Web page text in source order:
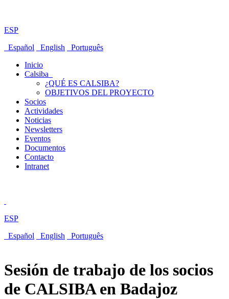
ESP
Español
English
Português
Inicio
Calsiba
¿QUÉ ES CALSIBA?
OBJETIVOS DEL PROYECTO
Socios
Actividades
Noticias
Newsletters
Eventos
Documentos
Contacto
Intranet
ESP
Español
English Português
Sesión de trabajo de los socios
de CALSIBA en Badajoz